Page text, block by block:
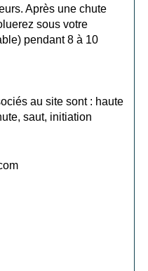
Après une chute
sous votre
pendant 8 à 10
au site sont : haute
,saut, initiation